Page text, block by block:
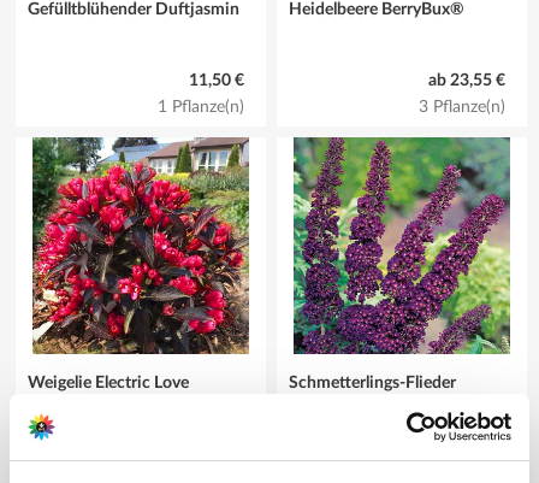
Gefülltblühender Duftjasmin
11,50 €
1 Pflanze(n)
Heidelbeere BerryBux®
ab 23,55 €
3 Pflanze(n)
Weigelie Electric Love Schmetterlings-Flieder